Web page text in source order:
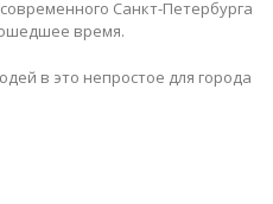
Санкт-Петербурга
время.
в это непростое для города